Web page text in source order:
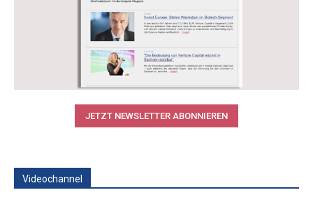
JETZT NEWSLETTER ABONNIEREN
Videochannel